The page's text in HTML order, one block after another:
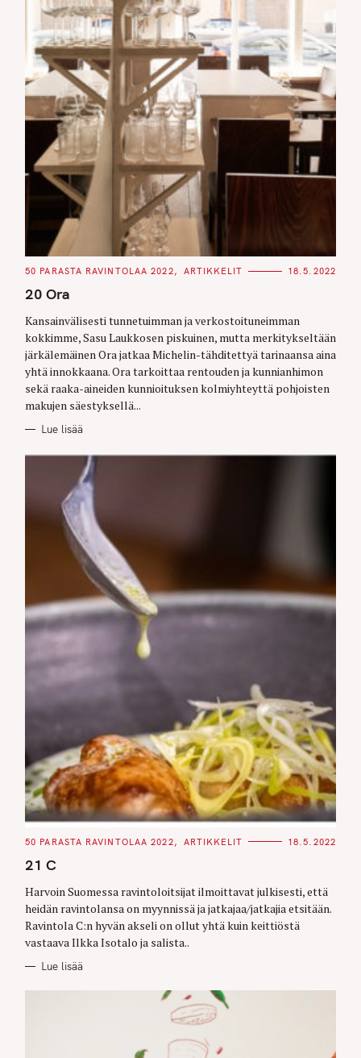
C
T
E
O
R
I
S
50 PARASTA RAVINTOLAA 2022 ARTIKKELIT 18.5.2022
20 Ora
Kansainvälisesti tunnetuimman ja verkostoituneimman
kokkimme, Sasu Laukkosen piskuinen, mutta merkitykseltään
järkälemäinen Ora jatkaa Michelin-tähditettyä tarinaansa aina
yhtä innokkaana. Ora tarkoittaa rentouden ja kunnianhimon
sekä raaka-aineiden kunnioituksen kolmiyhteyttä pohjoisten
makujen säestyksellä...
Lue lisää
C
T
E
O
R
I
S
50 PARASTA RAVINTOLAA 2022 ARTIKKELIT 18.5.2022
21 C
Harvoin Suomessa ravintoloitsijat ilmoittavat julkisesti, että
heidän ravintolansa on myynnissä ja jatkajaa/jatkajia etsitään.
Ravintola C:n hyvän akseli on ollut yhtä kuin keittiöstä
vastaava Ilkka Isotalo ja salista..
Lue lisää